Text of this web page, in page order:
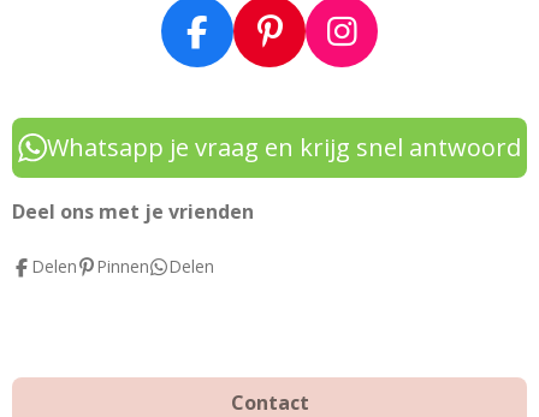
F
a
c
e
b
o
k
P
i
n
t
e
I
n
s
t
a
Whatsapp je vraag en krijg snel antwoord
Deel ons met je vrienden
Delen Pinnen Delen
Contact